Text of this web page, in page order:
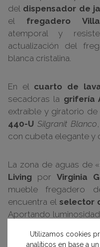
del dispensador de
el fregadero
atemporal y
actualización del
blanca cristalina.
En el cuarto de
secadoras la grifería
extraíble y giratorio de
440-U Silgranit Blanco
con cubeta elegante y
La zona de aguas de «
Living por Virginia
mueble fregadero
encuentra el selector
Aportando
alto y caño
Utilizamos cookies
analíticos en base a